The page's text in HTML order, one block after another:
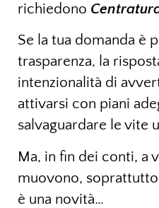
richiedono
Se la tua domanda è
trasparenza, la
intenzionalità di
attivarsi con piani
salvaguardare le vite
Ma, in fin dei conti, a
muovono,
è una novità…